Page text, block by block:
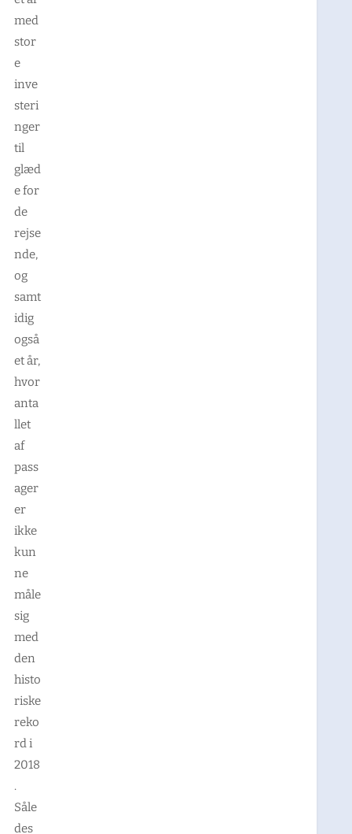
med
stor
e
inve
steri
nger
til
glæd
e for
de
rejse
nde,
og
samt
idig
også
et år,
hvor
anta
llet
af
pass
ager
er
ikke
kun
ne
måle
sig
med
den
histo
riske
reko
rd i
2018
.
Såle
des